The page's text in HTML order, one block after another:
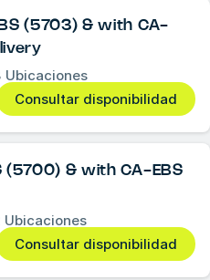
(5703) & with CA-
Ubicaciones
Consultar disponibilidad
(5700) & with CA-EBS
Ubicaciones
Consultar disponibilidad